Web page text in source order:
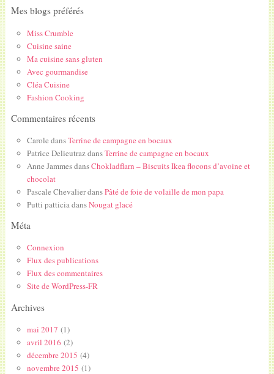
Mes blogs préférés
Miss Crumble
Cuisine saine
Ma cuisine sans gluten
Avec gourmandise
Cléa Cuisine
Fashion Cooking
Commentaires récents
Carole dansTerrine de campagne en bocaux
Patrice DelieutrazdansTerrine de campagne en bocaux
Anne JammesdansChokladflarn – Biscuits Ikea flocons d’avoine et
chocolat
Pascale ChevalierdansPâté de foie de volaille de mon papa
Putti patticiadansNougat glacé
Méta
Connexion
Flux des publications
Flux des commentaires
Site de WordPress-FR
Archives
mai 2017 (1)
avril 2016 (2)
décembre 2015 (4)
novembre 2015 (1)